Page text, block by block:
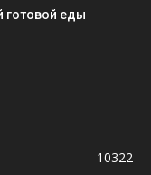
готовой еды
10322